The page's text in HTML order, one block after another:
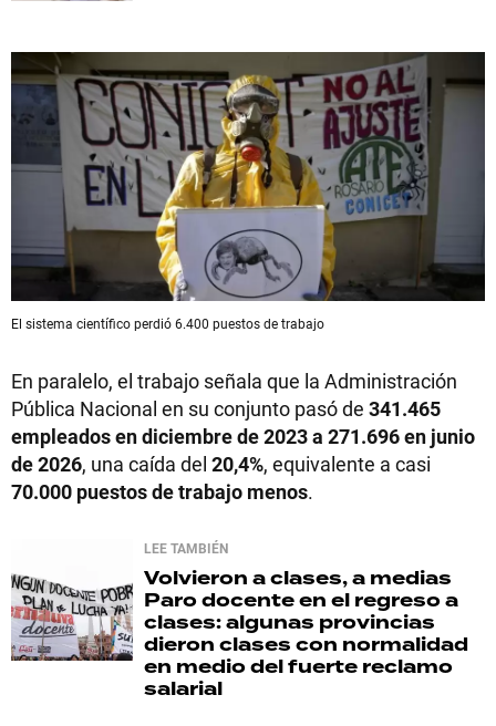
El sistema científico perdió 6.400 puestos de trabajo
En paralelo, el trabajo señala que la Administración
Pública Nacional en su conjunto pasó de 341.465
empleados en diciembre de 2023 a 271.696 en junio
de 2026, una caída del 20,4%, equivalente a casi
70.000 puestos de trabajo menos.
LEE TAMBIÉN
Volvieron a clases, a medias
Paro docente en el regreso a
clases: algunas provincias
dieron clases con normalidad
en medio del fuerte reclamo
salarial